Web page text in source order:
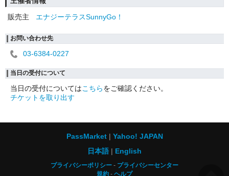
販売主
エナジーテラスSunnyGo！
お問い合わせ先
03-6384-0227
当日の受付について
当日の受付についてはこちらをご確認ください。
チケットを取り出す
PassMarket
Yahoo! JAPAN
日本語
English
プライバシーポリシー
プライバシーセンター
規約
ヘルプ